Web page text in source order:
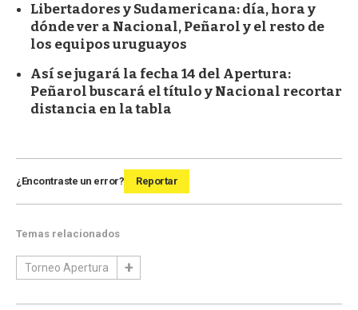
Libertadores y Sudamericana: día, hora y
dónde ver a Nacional, Peñarol y el resto de
los equipos uruguayos
Así se jugará la fecha 14 del Apertura:
Peñarol buscará el título y Nacional recortar
distancia en la tabla
¿Encontraste un error? Reportar
Temas relacionados
Torneo Apertura